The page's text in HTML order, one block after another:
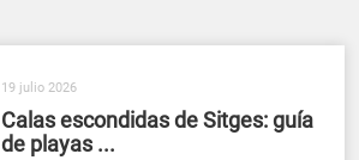
19 julio 2026
Calas escondidas de Sitges: guía
de playas ...